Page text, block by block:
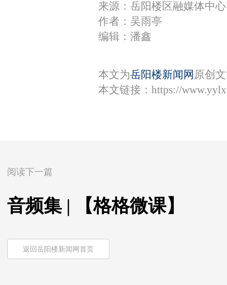
来源：岳阳楼区融媒体中心
作者：吴雨亭
编辑：潘鑫
本文为岳阳楼新闻网 原创
本文链接： https://
阅读下一篇
音频集 | 【格格微课】
返回岳阳楼新闻网首页